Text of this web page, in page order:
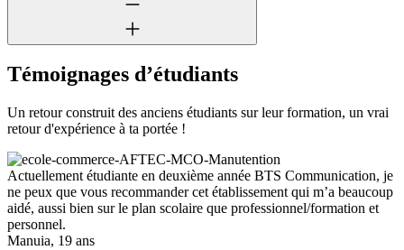
Témoignages d’étudiants
Un retour construit des anciens étudiants sur leur formation, un vrai
retour d'expérience à ta portée !
Actuellement étudiante en deuxième année BTS Communication, je
ne peux que vous recommander cet établissement qui m’a beaucoup
aidé, aussi bien sur le plan scolaire que professionnel/formation et
personnel.
Manuia, 19 ans